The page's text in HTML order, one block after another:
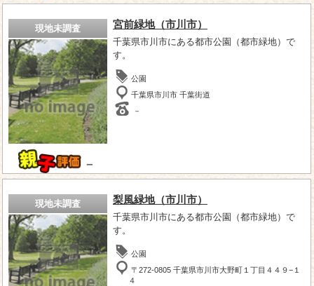
現地未調査
－
宮前緑地（市川市）
千葉県市川市にある都市公園（都市緑地）で
す。
公園
千葉県市川市 千葉街道
－
現地未調査 梨風緑地（市川市）
千葉県市川市にある都市公園（都市緑地）で
す。
公園
〒272-0805 千葉県市川市大野町１丁目４４９−１
４